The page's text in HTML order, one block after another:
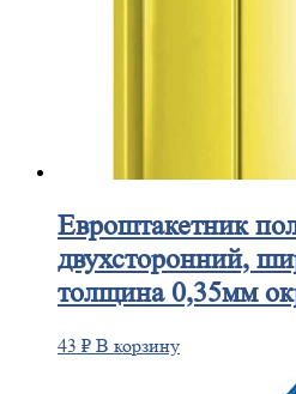
Евроштакетник
двухсторонний,
толщина 0,35мм
43 ₽ В корзину